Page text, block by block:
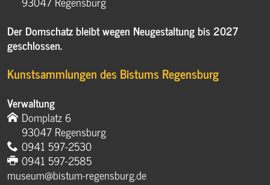
Der Domschatz bleibt wegen Neugestaltung bis 2027
geschlossen.
Kunstsammlungen des Bistums Regensburg
Verwaltung
Domplatz 6
93047 Regensburg
0941 597-2530
0941 597-2585
museum@bistum-regensburg.de